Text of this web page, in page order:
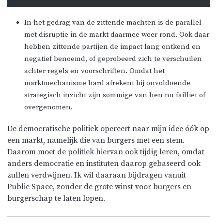
In het gedrag van de zittende machten is de parallel
met disruptie in de markt daarmee weer rond. Ook daar
hebben zittende partijen de impact lang ontkend en
negatief benoemd, of geprobeerd zich te verschuilen
achter regels en voorschriften. Omdat het
marktmechanisme hard afrekent bij onvoldoende
strategisch inzicht zijn sommige van hen nu failliet of
overgenomen.
De democratische politiek opereert naar mijn idee óók op
een markt, namelijk die van burgers met een stem.
Daarom moet de politiek hiervan ook tijdig leren, omdat
anders democratie en instituten daarop gebaseerd ook
zullen verdwijnen. Ik wil daaraan bijdragen vanuit
Public Space, zonder de grote winst voor burgers en
burgerschap te laten lopen.